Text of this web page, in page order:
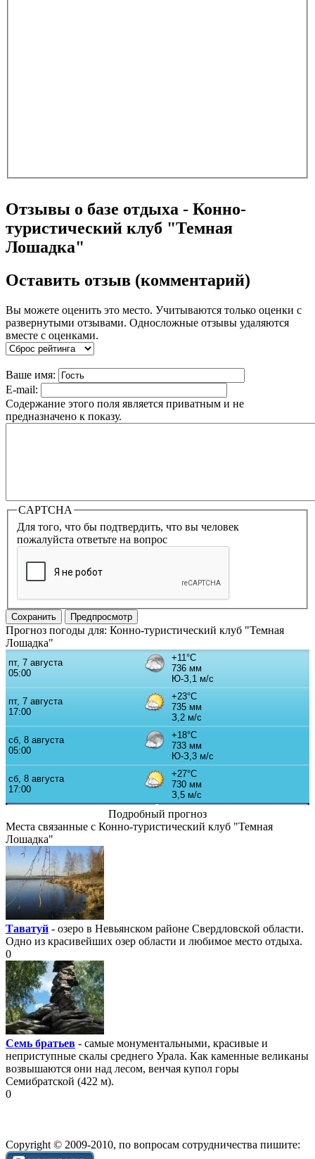
Отзывы о базе отдыха - Конно-
туристический клуб "Темная
Лошадка"
Оставить отзыв (комментарий)
Вы можете оценить это место. Учитываются только оценки с
развернутыми отзывами. Односложные отзывы удаляются
вместе с оценками.
Ваше имя:
E-mail:
Содержание этого поля является приватным и не
предназначено к показу.
CAPTCHA
Для того, что бы подтвердить, что вы человек
пожалуйста ответьте на вопрос
Прогноз погоды для: Конно-туристический клуб "Темная
Лошадка"
Подробный прогноз
Места связанные с Конно-туристический клуб "Темная
Лошадка"
Таватуй - озеро в Невьянском районе Свердловской области.
Одно из красивейших озер области и любимое место отдыха.
0
Семь братьев - самые монументальными, красивые и
неприступные скалы среднего Урала. Как каменные великаны
возвышаются они над лесом, венчая купол горы
Семибратской (422 м).
0
Copyright © 2009-2010, по вопросам сотрудничества пишите: